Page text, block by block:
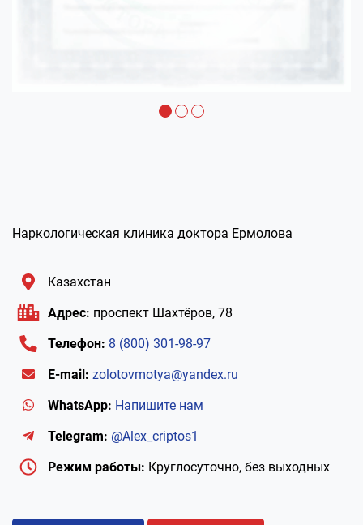
Наркологическая клиника доктора Ермолова
Казахстан
Адрес: проспект Шахтёров, 78
Телефон: 8 (800) 301-98-97
E-mail: zolotovmotya@yandex.ru
WhatsApp: Напишите нам
Telegram: @Alex_criptos1
Режим работы: Круглосуточно, без выходных